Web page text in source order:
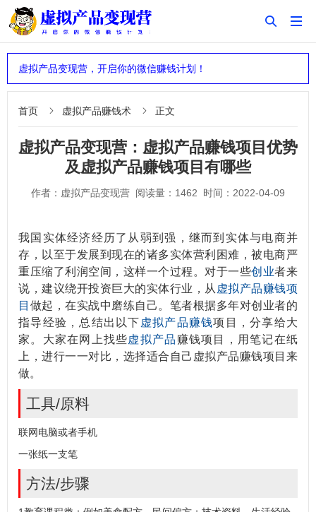


虚拟产品变现营，开启你的微信赚钱计划！
首页  虚拟产品赚钱术  正文
虚拟产品变现营：虚拟产品赚钱项目优势
及虚拟产品赚钱项目有哪些
作者：虚拟产品变现营 阅读量：1462 时间：2022-04-09
我国实体经济经历了从弱到强，继而到实体与电商并
存，以至于发展到现在的诸多实体营利困难，被电商严
重压缩了利润空间，这样一个过程。对于一些创业者来
说，建议绕开投资巨大的实体行业，从 虚拟产品赚钱项
目 做起，在实战中磨练自己。笔者根据多年对创业者的
指导经验，总结出以下 虚拟产品赚钱项目，分享给大
家。大家在网上找些虚拟产品 赚钱项目，用笔记在纸
上，进行一一对比，选择适合自己虚拟产品赚钱项目来
做。
工具/原料
联网电脑或者手机
一张纸一支笔
方法/步骤